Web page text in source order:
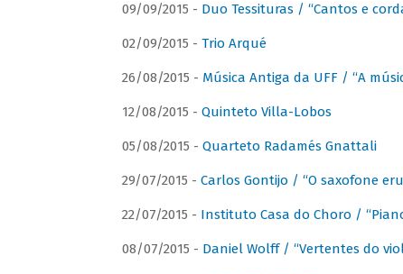
09/09/2015 - Duo Tessituras / “Cantos e
02/09/2015 - Trio Arqué
26/08/2015 - Música Antiga da UFF / “A
12/08/2015 - Quinteto Villa-Lobos
05/08/2015 - Quarteto Radamés Gnattali
29/07/2015 - Carlos Gontijo / “O saxofone
22/07/2015 - Instituto Casa do Choro /
08/07/2015 - Daniel Wolff / “Vertentes do